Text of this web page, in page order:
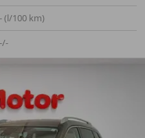
- (l/100 km)
-/-